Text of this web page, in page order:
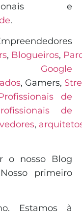
e
.
, Blogueiros,
, Gamers,
de
de
,
o nosso Blog
primeiro
Estamos à